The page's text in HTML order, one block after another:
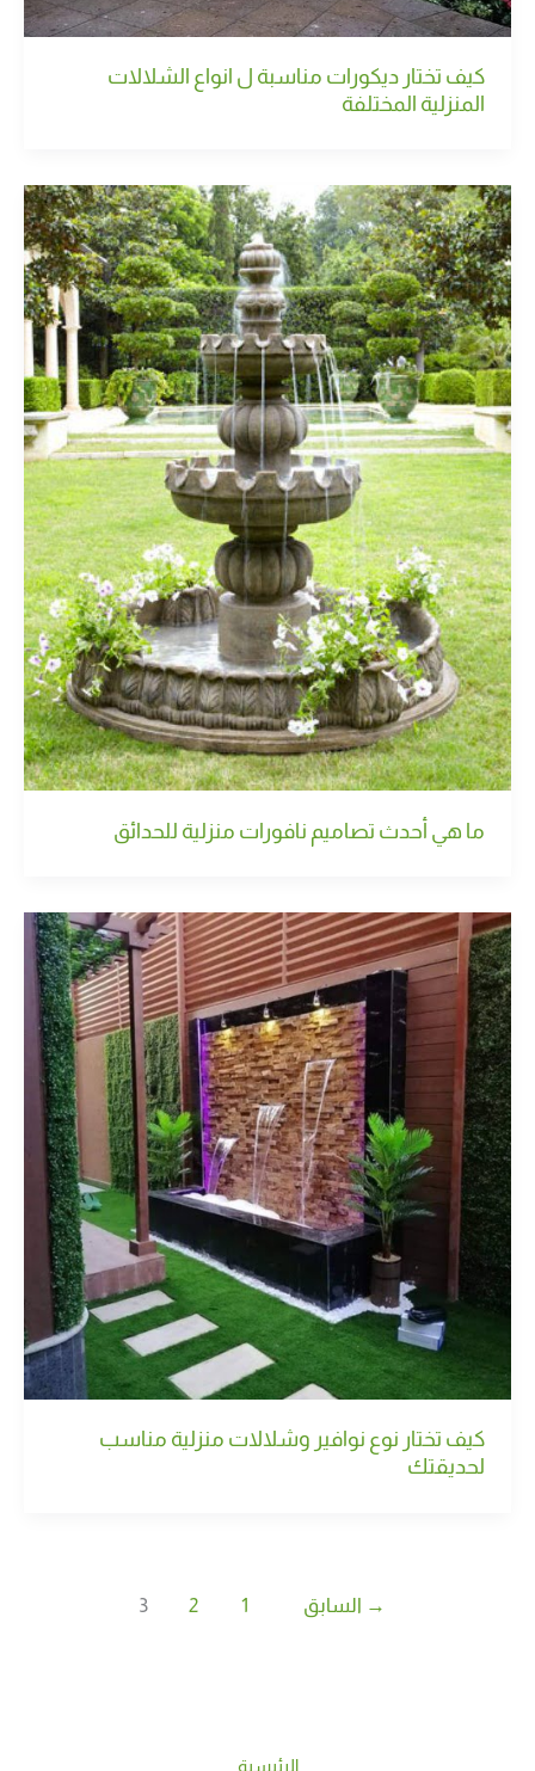
كيف تختار ديكورات مناسبة ل انواع الشلالات
المنزلية المختلفة
ما هي أحدث تصاميم نافورات منزلية للحدائق
كيف تختار نوع نوافير وشلالات منزلية مناسب
لحديقتك
→ السابق 1
2
3
الرئيسية